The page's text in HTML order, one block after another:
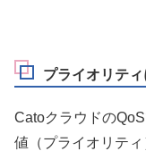
プライオリテ
Catoクラウドの
値（プライオリテ